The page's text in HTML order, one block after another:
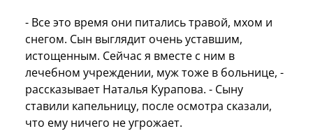
- Все это время они питались травой, мхом и
снегом. Сын выглядит очень уставшим,
истощенным. Сейчас я вместе с ним в
лечебном учреждении, муж тоже в больнице, -
рассказывает Наталья Курапова. - Сыну
ставили капельницу, после осмотра сказали,
что ему ничего не угрожает.